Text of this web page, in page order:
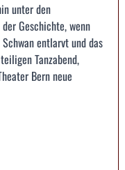
unter den
Geschichte, wenn
entlarvt und das
Tanzabend,
Bern neue